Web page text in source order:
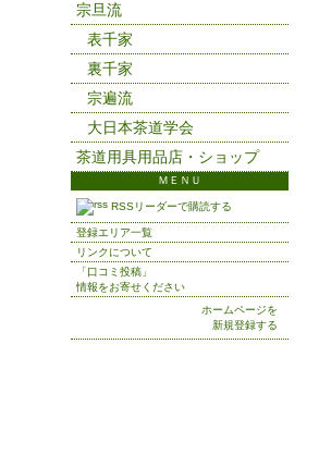
宗旦流
表千家
裏千家
宗遍流
大日本茶道学会
茶道用具用品店・ショップ
ＭＥＮＵ
RSSリーダーで購読する
登録エリア一覧
リンクについて
「口コミ投稿」
情報をお寄せください
ホームページを
新規登録する